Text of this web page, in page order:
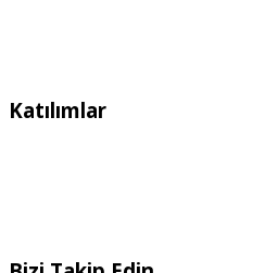
Katılımlar